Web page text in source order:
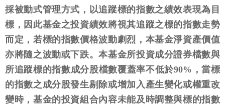
採被動式管理方式，以追蹤標的指數之績效表現為目
標，因此基金之投資績效將視其追蹤之標的指數走勢
而定，若標的指數價格波動劇烈，本基金淨資產價值
亦將隨之波動或下跌。本基金所投資成分證券檔數與
所追蹤標的指數成分股檔數覆蓋率不低於90%，當標
的指數之成分股發生剔除或增加入產生變化或權重改
變時，基金的投資組合內容未能及時調整與標的指數